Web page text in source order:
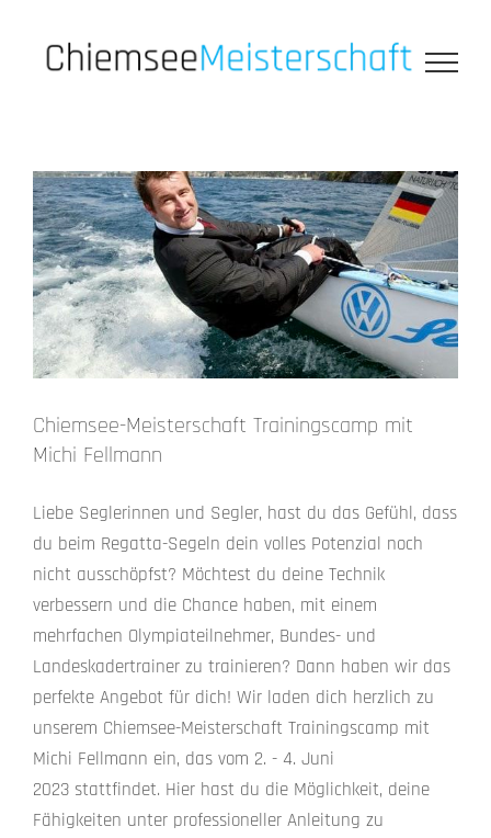
springen
Chiemsee-Meisterschaft Trainingscamp mit
Michi Fellmann
Liebe Seglerinnen und Segler, hast du das Gefühl, dass
du beim Regatta-Segeln dein volles Potenzial noch
nicht ausschöpfst? Möchtest du deine Technik
verbessern und die Chance haben, mit einem
mehrfachen Olympiateilnehmer, Bundes- und
Landeskadertrainer zu trainieren? Dann haben wir das
perfekte Angebot für dich! Wir laden dich herzlich zu
unserem Chiemsee-Meisterschaft Trainingscamp mit
Michi Fellmann ein, das vom 2. - 4. Juni
2023 stattfindet. Hier hast du die Möglichkeit, deine
Fähigkeiten unter professioneller Anleitung zu